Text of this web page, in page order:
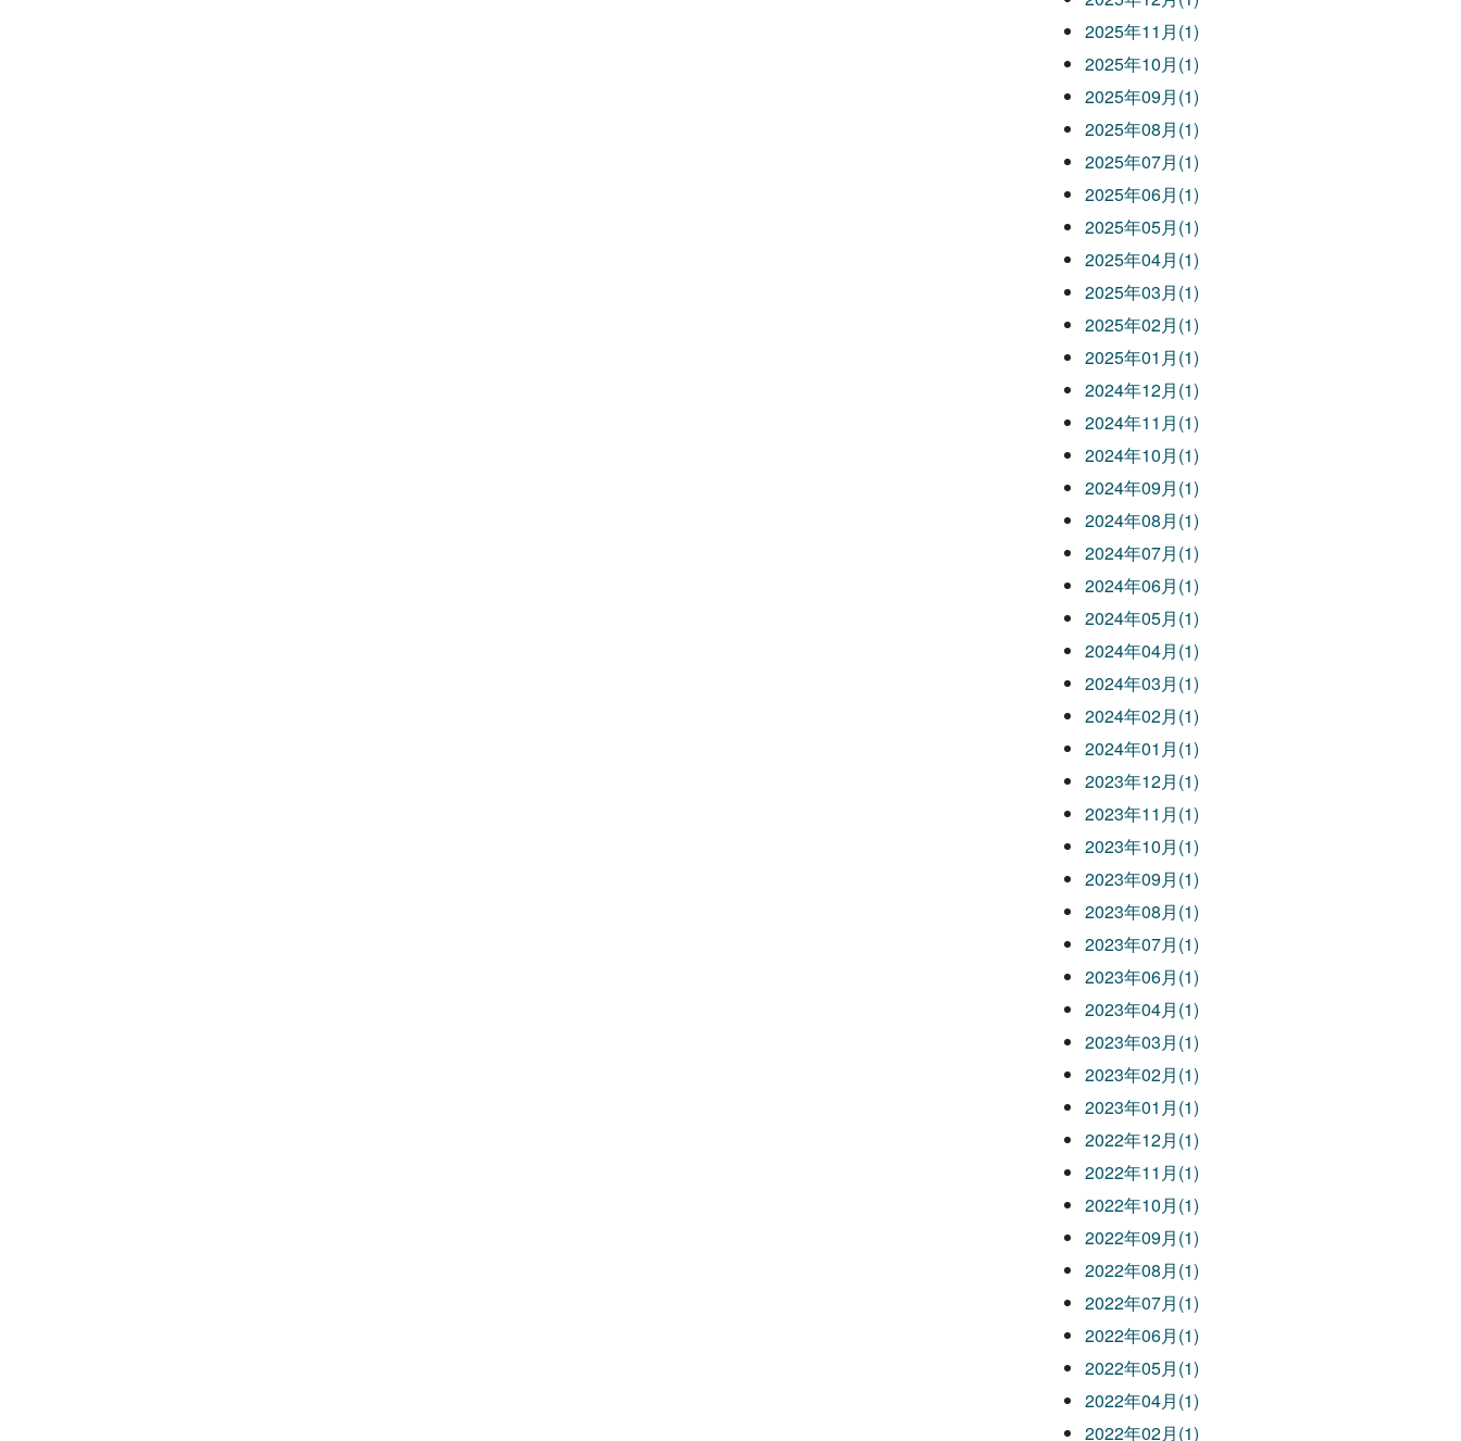
2025年11月(1)
2025年10月(1)
2025年09月(1)
2025年08月(1)
2025年07月(1)
2025年06月(1)
2025年05月(1)
2025年04月(1)
2025年03月(1)
2025年02月(1)
2025年01月(1)
2024年12月(1)
2024年11月(1)
2024年10月(1)
2024年09月(1)
2024年08月(1)
2024年07月(1)
2024年06月(1)
2024年05月(1)
2024年04月(1)
2024年03月(1)
2024年02月(1)
2024年01月(1)
2023年12月(1)
2023年11月(1)
2023年10月(1)
2023年09月(1)
2023年08月(1)
2023年07月(1)
2023年06月(1)
2023年04月(1)
2023年03月(1)
2023年02月(1)
2023年01月(1)
2022年12月(1)
2022年11月(1)
2022年10月(1)
2022年09月(1)
2022年08月(1)
2022年07月(1)
2022年06月(1)
2022年05月(1)
2022年04月(1)
2022年02月(1)